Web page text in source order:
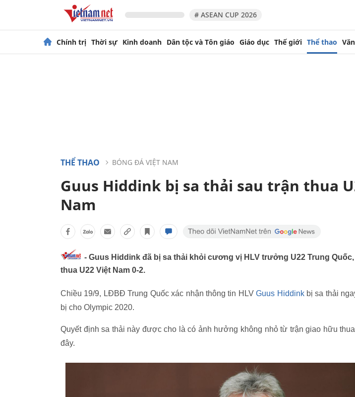
# ASEAN CUP 2026
Chính trị Thời sự Kinh doanh Dân tộc và Tôn giáo Giáo dục Thế giới Thể thao
THỂ THAO BÓNG ĐÁ VIỆT NAM
Guus Hiddink bị sa thải sau trận thua
Nam
- Guus Hiddink đã bị sa thải khỏi cương vị HLV trưởng U22 Trung
thua U22 Việt Nam 0-2.
Chiều 19/9, LĐBĐ Trung Quốc xác nhận thông tin HLVGuus Hiddinkbị sa thải
bị cho Olympic 2020.
Quyết định sa thải này được cho là có ảnh hưởng không nhỏ từ trận giao hữu
đây.